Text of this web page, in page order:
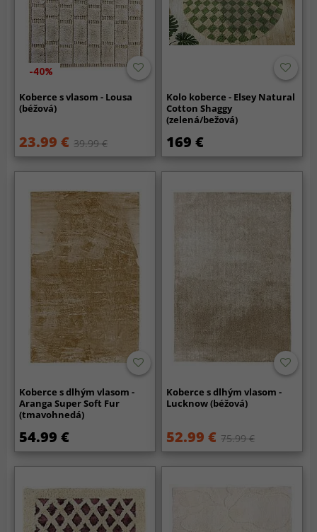
-40%
Koberce s vlasom - Lousa
(béžová)
23.99 € 39.99 €
Kolo koberce - Elsey Natural
Cotton Shaggy
(zelená/bežová)
169 €
Koberce s dlhým vlasom -
Aranga Super Soft Fur
(tmavohnedá)
54.99 €
Koberce s dlhým vlasom -
Lucknow (béžová)
52.99 € 75.99 €